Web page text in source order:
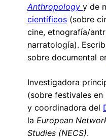
Anthropology y de
científicos (sobre
cine, etnografía/
narratología).
sobre documental
Investigadora
(sobre festivales
y coordinadora del
la European
Studies (NECS).